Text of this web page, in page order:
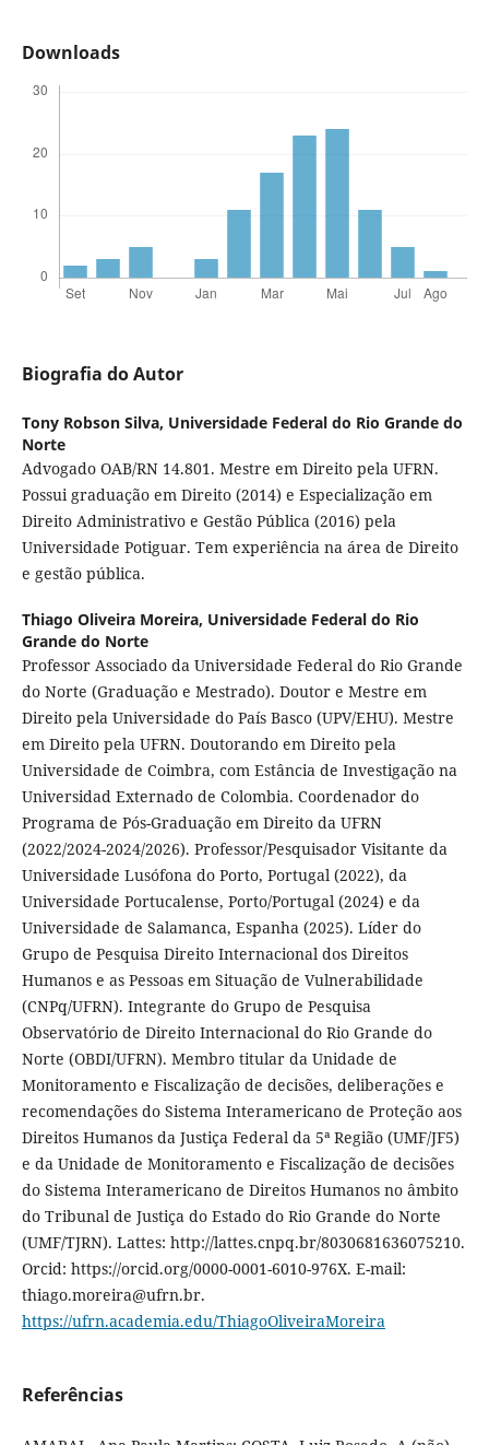
Downloads
Biografia do Autor
Tony Robson Silva, Universidade Federal do Rio Grande do
Norte
Advogado OAB/RN 14.801. Mestre em Direito pela UFRN.
Possui graduação em Direito (2014) e Especialização em
Direito Administrativo e Gestão Pública (2016) pela
Universidade Potiguar. Tem experiência na área de Direito
e gestão pública.
Thiago Oliveira Moreira, Universidade Federal do Rio
Grande do Norte
Professor Associado da Universidade Federal do Rio Grande
do Norte (Graduação e Mestrado). Doutor e Mestre em
Direito pela Universidade do País Basco (UPV/EHU). Mestre
em Direito pela UFRN. Doutorando em Direito pela
Universidade de Coimbra, com Estância de Investigação na
Universidad Externado de Colombia. Coordenador do
Programa de Pós-Graduação em Direito da UFRN
(2022/2024-2024/2026). Professor/Pesquisador Visitante da
Universidade Lusófona do Porto, Portugal (2022), da
Universidade Portucalense, Porto/Portugal (2024) e da
Universidade de Salamanca, Espanha (2025). Líder do
Grupo de Pesquisa Direito Internacional dos Direitos
Humanos e as Pessoas em Situação de Vulnerabilidade
(CNPq/UFRN). Integrante do Grupo de Pesquisa
Observatório de Direito Internacional do Rio Grande do
Norte (OBDI/UFRN). Membro titular da Unidade de
Monitoramento e Fiscalização de decisões, deliberações e
recomendações do Sistema Interamericano de Proteção aos
Direitos Humanos da Justiça Federal da 5ª Região (UMF/JF5)
e da Unidade de Monitoramento e Fiscalização de decisões
do Sistema Interamericano de Direitos Humanos no âmbito
do Tribunal de Justiça do Estado do Rio Grande do Norte
(UMF/TJRN). Lattes: http://lattes.cnpq.br/8030681636075210.
Orcid: https://orcid.org/0000-0001-6010-976X. E-mail:
thiago.moreira@ufrn.br.
https://ufrn.academia.edu/ThiagoOliveiraMoreira
Referências